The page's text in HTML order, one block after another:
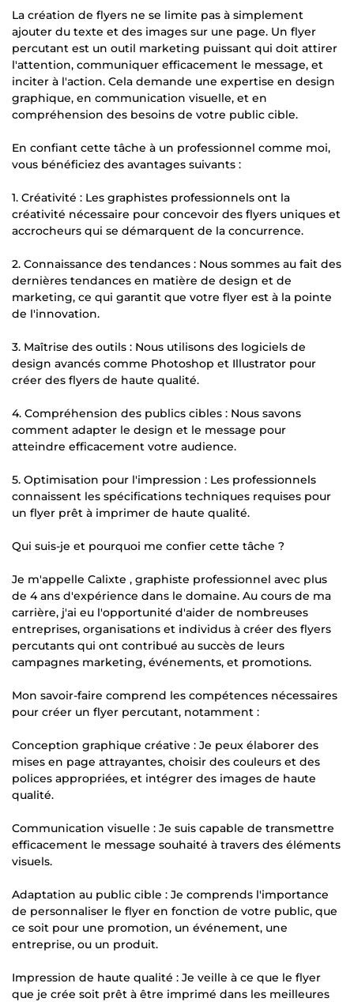
La création de flyers ne se limite pas à simplement
ajouter du texte et des images sur une page. Un flyer
percutant est un outil marketing puissant qui doit attirer
l'attention, communiquer efficacement le message, et
inciter à l'action. Cela demande une expertise en design
graphique, en communication visuelle, et en
compréhension des besoins de votre public cible.
En confiant cette tâche à un professionnel comme moi,
vous bénéficiez des avantages suivants :
1. Créativité : Les graphistes professionnels ont la
créativité nécessaire pour concevoir des flyers uniques et
accrocheurs qui se démarquent de la concurrence.
2. Connaissance des tendances : Nous sommes au fait des
dernières tendances en matière de design et de
marketing, ce qui garantit que votre flyer est à la pointe
de l'innovation.
3. Maîtrise des outils : Nous utilisons des logiciels de
design avancés comme Photoshop et Illustrator pour
créer des flyers de haute qualité.
4. Compréhension des publics cibles : Nous savons
comment adapter le design et le message pour
atteindre efficacement votre audience.
5. Optimisation pour l'impression : Les professionnels
connaissent les spécifications techniques requises pour
un flyer prêt à imprimer de haute qualité.
Qui suis-je et pourquoi me confier cette tâche ?
Je m'appelle Calixte , graphiste professionnel avec plus
de 4 ans d'expérience dans le domaine. Au cours de ma
carrière, j'ai eu l'opportunité d'aider de nombreuses
entreprises, organisations et individus à créer des flyers
percutants qui ont contribué au succès de leurs
campagnes marketing, événements, et promotions.
Mon savoir-faire comprend les compétences nécessaires
pour créer un flyer percutant, notamment :
Conception graphique créative : Je peux élaborer des
mises en page attrayantes, choisir des couleurs et des
polices appropriées, et intégrer des images de haute
qualité.
Communication visuelle : Je suis capable de transmettre
efficacement le message souhaité à travers des éléments
visuels.
Adaptation au public cible : Je comprends l'importance
de personnaliser le flyer en fonction de votre public, que
ce soit pour une promotion, un événement, une
entreprise, ou un produit.
Impression de haute qualité : Je veille à ce que le flyer
que je crée soit prêt à être imprimé dans les meilleures